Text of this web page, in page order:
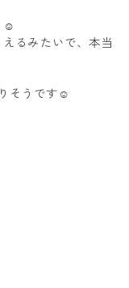
☺️
るみたいで、本当
そうです☺️